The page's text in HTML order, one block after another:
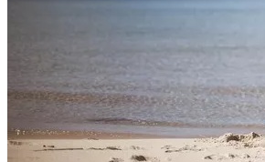
La Croix et le Sang
Thèmes Bibliques 2
Dieu et Jésus-Christ
Bible-Torah-Parole
Eglise-Assemblée